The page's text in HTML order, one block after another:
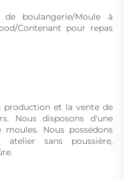
boulangerie/Moule à
Contenant pour repas
Nous disposons d'une
Nous possédons
sans poussière,